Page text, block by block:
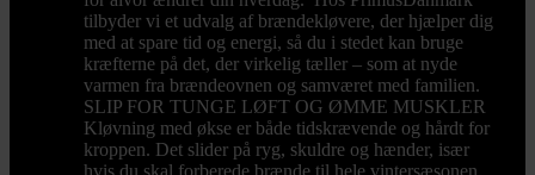
tilbyder vi et udvalg af brændekløvere, der hjælper dig
med at spare tid og energi, så du i stedet kan bruge
kræfterne på det, der virkelig tæller – som at nyde
varmen fra brændeovnen og samværet med familien.
SLIP FOR TUNGE LØFT OG ØMME MUSKLER
Kløvning med økse er både tidskrævende og hårdt for
kroppen. Det slider på ryg, skuldre og hænder, især
hvis du skal forberede brænde til hele vintersæsonen.